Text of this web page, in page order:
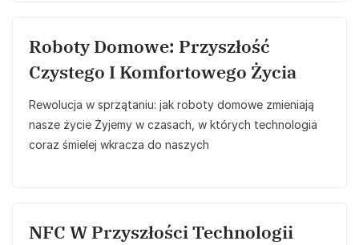
Roboty Domowe: Przyszłość
Czystego I Komfortowego Życia
Rewolucja w sprzątaniu: jak roboty domowe zmieniają
nasze życie Żyjemy w czasach, w których technologia
coraz śmielej wkracza do naszych
NFC W Przyszłości Technologii